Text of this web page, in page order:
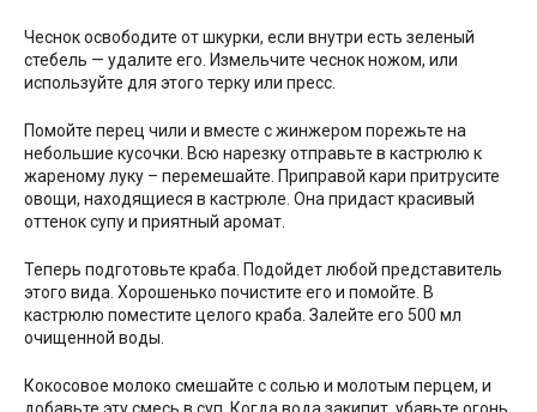
Чеснок освободите от шкурки, если внутри есть зеленый
стебель — удалите его. Измельчите чеснок ножом, или
используйте для этого терку или пресс.
Помойте перец чили и вместе с жинжером порежьте на
небольшие кусочки. Всю нарезку отправьте в кастрюлю к
жареному луку – перемешайте. Приправой кари притрусите
овощи, находящиеся в кастрюле. Она придаст красивый
оттенок супу и приятный аромат.
Теперь подготовьте краба. Подойдет любой представитель
этого вида. Хорошенько почистите его и помойте. В
кастрюлю поместите целого краба. Залейте его 500 мл
очищенной воды.
Кокосовое молоко смешайте с солью и молотым перцем, и
добавьте эту смесь в суп. Когда вода закипит, убавьте огонь